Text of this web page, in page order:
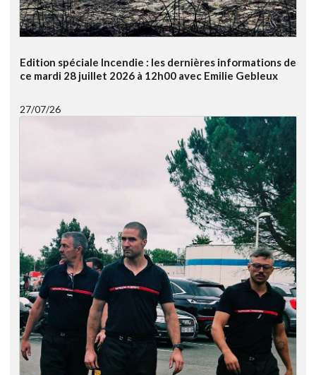
Edition spéciale Incendie : les dernières informations de
ce mardi 28 juillet 2026 à 12h00 avec Emilie Gebleux
27/07/26